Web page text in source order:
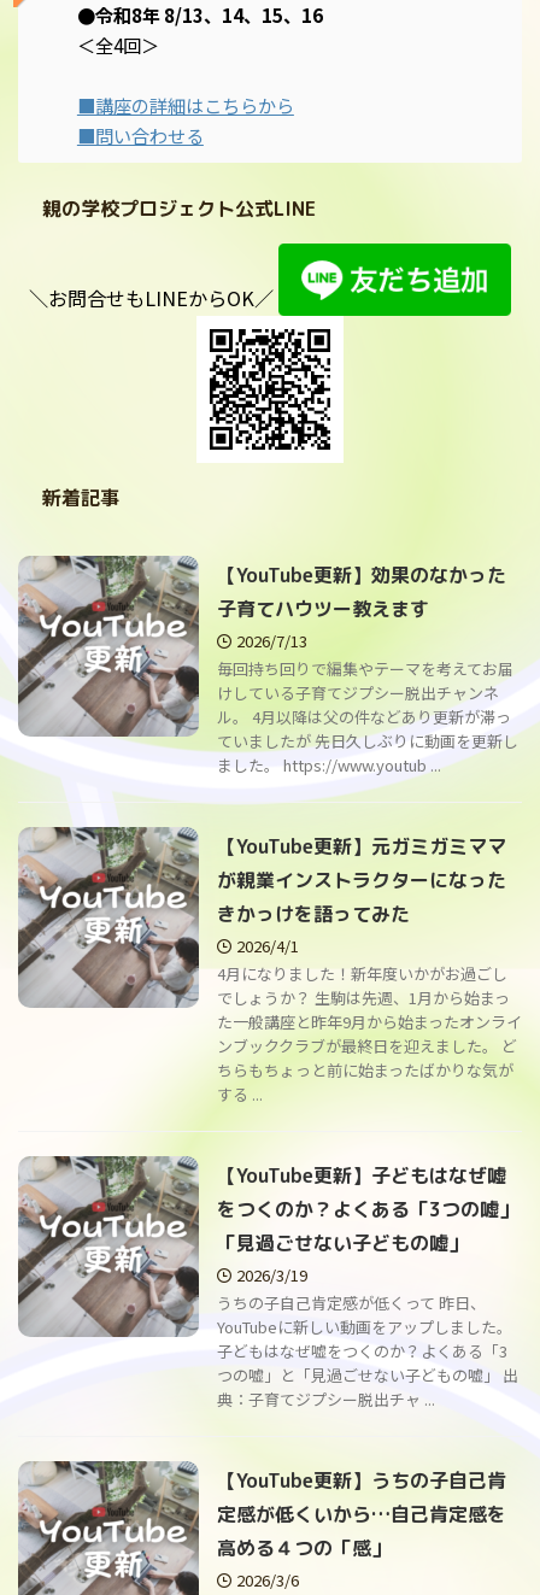
●令和8年 8/13、14、15、16
＜全4回＞
■講座の詳細はこちらから
■問い合わせる
親の学校プロジェクト公式LINE
＼お問合せもLINEからOK／
新着記事
【YouTube更新】効果のなかった
子育てハウツー教えます
2026/7/13
毎回持ち回りで編集やテーマを考えてお届
けしている子育てジプシー脱出チャンネ
ル。 4月以降は父の件などあり更新が滞っ
ていましたが 先日久しぶりに動画を更新し
ました。 https://www.youtub ...
【YouTube更新】元ガミガミママ
が親業インストラクターになった
きかっけを語ってみた
2026/4/1
4月になりました！新年度いかがお過ごし
でしょうか？ 生駒は先週、1月から始まっ
た一般講座と昨年9月から始まったオンライ
ンブッククラブが最終日を迎えました。 ど
ちらもちょっと前に始まったばかりな気が
する ...
【YouTube更新】子どもはなぜ嘘
をつくのか？よくある「3つの嘘」
「見過ごせない子どもの嘘」
2026/3/19
うちの子自己肯定感が低くって 昨日、
YouTubeに新しい動画をアップしました。
子どもはなぜ嘘をつくのか？よくある「3
つの嘘」と「見過ごせない子どもの嘘」 出
典：子育てジプシー脱出チャ ...
【YouTube更新】うちの子自己肯
定感が低くいから…自己肯定感を
高める４つの「感」
2026/3/6